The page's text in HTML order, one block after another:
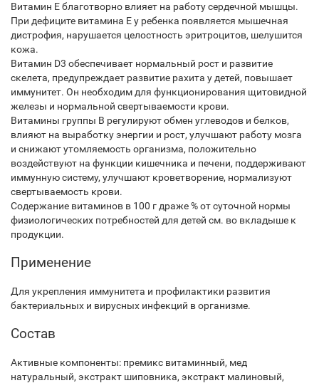
Витамин Е благотворно влияет на работу сердечной мышцы.
При дефиците витамина Е у ребенка появляется мышечная
дистрофия, нарушается целостность эритроцитов, шелушится
кожа.
Витамин D3 обеспечивает нормальный рост и развитие
скелета, предупреждает развитие рахита у детей, повышает
иммунитет. Он необходим для функционирования щитовидной
железы и нормальной свертываемости крови.
Витамины группы В регулируют обмен углеводов и белков,
влияют на выработку энергии и рост, улучшают работу мозга
и снижают утомляемость организма, положительно
воздействуют на функции кишечника и печени, поддерживают
иммунную систему, улучшают кроветворение, нормализуют
свертываемость крови.
Содержание витаминов в 100 г драже % от суточной нормы
физиологических потребностей для детей см. во вкладыше к
продукции.
Применение
Для укрепления иммунитета и профилактики развития
бактериальных и вирусных инфекций в организме.
Состав
Активные компоненты: премикс витаминный, мед
натуральный, экстракт шиповника, экстракт малиновый,